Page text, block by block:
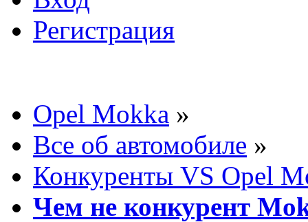
Регистрация
Opel Mokka »
Все об автомобиле »
Конкуренты VS Opel
Чем не конкурент